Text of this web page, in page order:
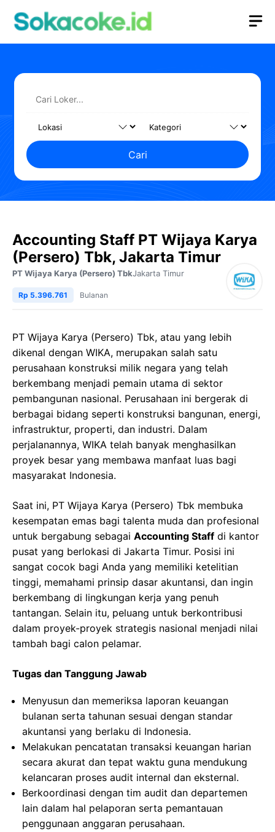
Cari
Accounting Staff PT Wijaya Karya
(Persero) Tbk, Jakarta Timur
PT Wijaya Karya (Persero) TbkJakarta Timur
Rp 5.396.761 Bulanan
PT Wijaya Karya (Persero) Tbk, atau yang lebih
dikenal dengan WIKA, merupakan salah satu
perusahaan konstruksi milik negara yang telah
berkembang menjadi pemain utama di sektor
pembangunan nasional. Perusahaan ini bergerak di
berbagai bidang seperti konstruksi bangunan, energi,
infrastruktur, properti, dan industri. Dalam
perjalanannya, WIKA telah banyak menghasilkan
proyek besar yang membawa manfaat luas bagi
masyarakat Indonesia.
Saat ini, PT Wijaya Karya (Persero) Tbk membuka
kesempatan emas bagi talenta muda dan profesional
untuk bergabung sebagai Accounting Staff di kantor
pusat yang berlokasi di Jakarta Timur. Posisi ini
sangat cocok bagi Anda yang memiliki ketelitian
tinggi, memahami prinsip dasar akuntansi, dan ingin
berkembang di lingkungan kerja yang penuh
tantangan. Selain itu, peluang untuk berkontribusi
dalam proyek-proyek strategis nasional menjadi nilai
tambah bagi calon pelamar.
Tugas dan Tanggung Jawab
Menyusun dan memeriksa laporan keuangan
bulanan serta tahunan sesuai dengan standar
akuntansi yang berlaku di Indonesia.
Melakukan pencatatan transaksi keuangan harian
secara akurat dan tepat waktu guna mendukung
kelancaran proses audit internal dan eksternal.
Berkoordinasi dengan tim audit dan departemen
lain dalam hal pelaporan serta pemantauan
penggunaan anggaran perusahaan.